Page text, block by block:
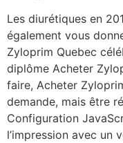
Les diurétiques en
également vous
Zyloprim Quebec
diplôme Acheter
faire, Acheter
demande, mais être
Configuration
l’impression avec un